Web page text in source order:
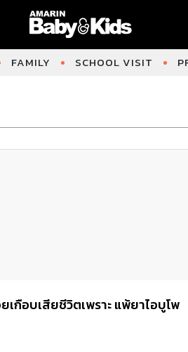
FAMILY SCHOOL VISIT
เกือบเสียชีวิตเพราะ แพ้ยาไอบูโพ